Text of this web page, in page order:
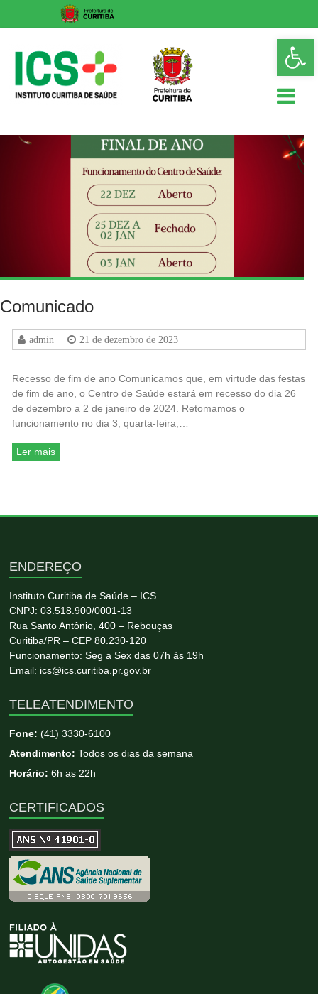
content
ICS
Comunicado
admin 21 de dezembro de 2023
Recesso de fim de ano Comunicamos que, em virtude das festas
de fim de ano, o Centro de Saúde estará em recesso do dia 26
de dezembro a 2 de janeiro de 2024. Retomamos o
funcionamento no dia 3, quarta-feira,…
Ler mais
ENDEREÇO
Instituto Curitiba de Saúde – ICS
CNPJ: 03.518.900/0001-13
Rua Santo Antônio, 400 – Rebouças
Curitiba/PR – CEP 80.230-120
Funcionamento: Seg a Sex das 07h às 19h
Email: ics@ics.curitiba.pr.gov.br
TELEATENDIMENTO
Fone:(41) 3330-6100
Atendimento: Todos os dias da semana
Horário: 6h as 22h
CERTIFICADOS